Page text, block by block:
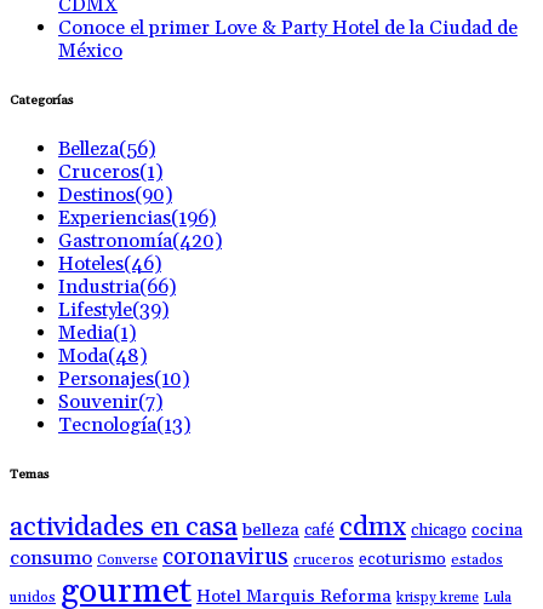
CDMX
Conoce el primer Love & Party Hotel de la Ciudad de
México
Categorías
Belleza(56)
Cruceros(1)
Destinos(90)
Experiencias(196)
Gastronomía(420)
Hoteles(46)
Industria(66)
Lifestyle(39)
Media(1)
Moda(48)
Personajes(10)
Souvenir(7)
Tecnología(13)
Temas
actividades en casa belleza café cdmx chicago cocina
consumo Converse coronavirus cruceros ecoturismo estados
unidos gourmet Hotel Marquis Reforma krispy kreme Lula